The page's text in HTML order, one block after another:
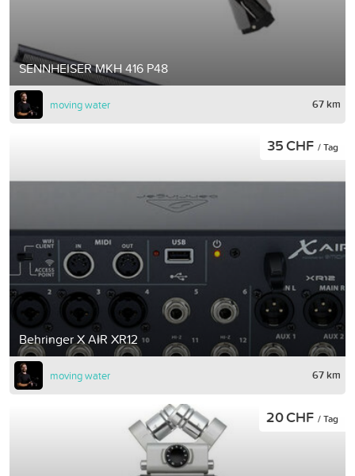
SENNHEISER MKH 416 P48
moving water 67 km
Behringer X AIR XR12
35 CHF / Tag
moving water 67 km
20 CHF / Tag